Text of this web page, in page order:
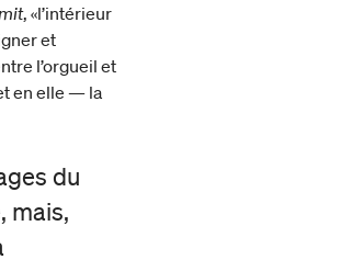
, «l’intérieur
et
l’orgueil et
en elle — la
du
mais,